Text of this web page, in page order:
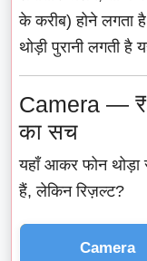
के करीब) होने लगता
थोड़ी पुरानी लगती है
Camera —
का सच
यहाँ आकर फोन थोड़ा
हैं, लेकिन रिज़ल्ट?
Camera